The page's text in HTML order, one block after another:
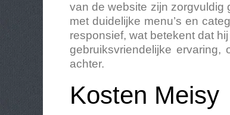
van de website zijn zorgvuldig
met duidelijke menu’s en
responsief, wat betekent dat
gebruiksvriendelijke
achter.
Kosten Meisy